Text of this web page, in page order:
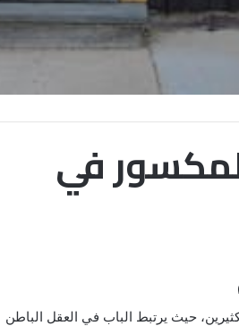
في
حيث يرتبط الباب في العقل الباطن